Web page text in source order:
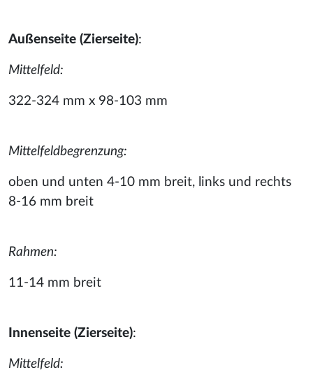
Außenseite (Zierseite):
Mittelfeld:
322-324 mm x 98-103 mm
Mittelfeldbegrenzung:
oben und unten 4-10 mm breit, links und rechts
8-16 mm breit
Rahmen:
11-14 mm breit
Innenseite (Zierseite):
Mittelfeld: